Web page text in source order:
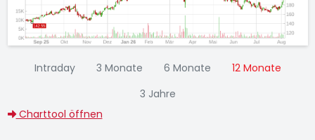
Intraday 3 Monate 6 Monate
12 Monate
3 Jahre
Charttool öffnen